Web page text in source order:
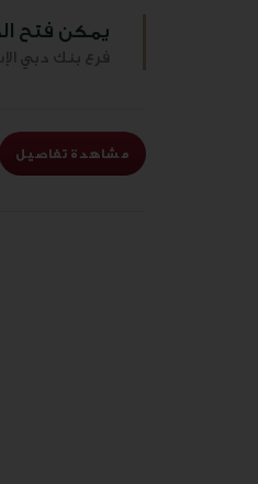
يمكن فتح
فرع بنك دبي
مشاهدة تفاصيل